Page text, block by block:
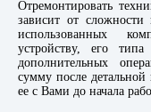
Отремонтировать
зависит от сложности
использованных
устройству, его
дополнительных
сумму после детальной
ее с Вами до начала